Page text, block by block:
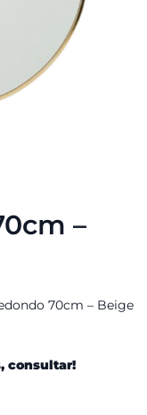
–
70cm – Beige
consultar!